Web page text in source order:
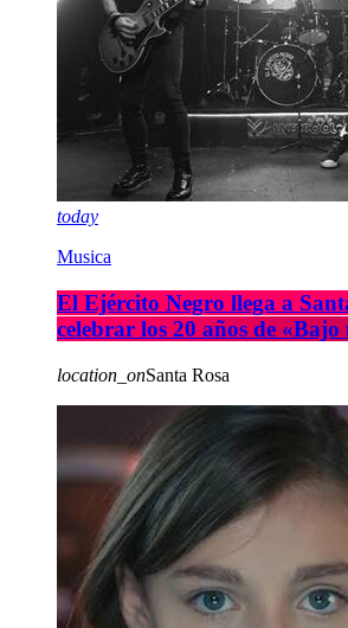
today
Musica
El Ejército Negro llega a
celebrar los 20 años de «Bajo
location_onSanta Rosa